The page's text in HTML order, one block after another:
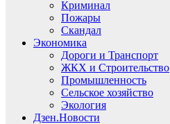
Криминал
Пожары
Скандал
Экономика
Дороги и Транспорт
ЖКХ и Строительство
Промышленность
Сельское хозяйство
Экология
Дзен.Новости